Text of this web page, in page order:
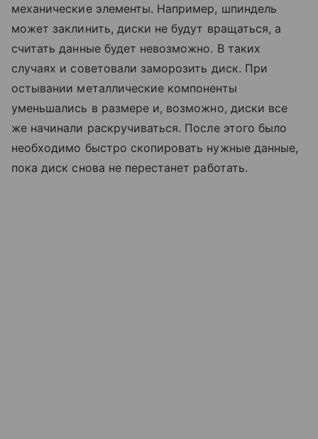
механические элементы. Например, шпиндель
может заклинить, диски не будут вращаться, а
считать данные будет невозможно. В таких
случаях и советовали заморозить диск. При
остывании металлические компоненты
уменьшались в размере и, возможно, диски все
же начинали раскручиваться. После этого было
необходимо быстро скопировать нужные данные,
пока диск снова не перестанет работать.